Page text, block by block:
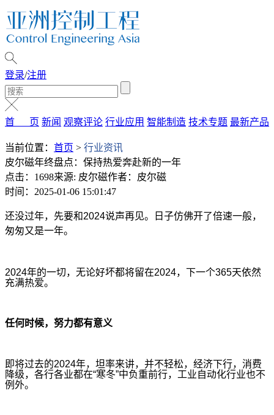
登录/注册
首 页 新闻 观察评论 行业应用 智能制造 技术专题 最新产品
当前位置： 首页 > 行业资讯
皮尔磁年终盘点：保持热爱奔赴新的一年
点击：1698来源: 皮尔磁作者：皮尔磁
时间：2025-01-06 15:01:47
还没过年，先要和2024说声再见。日子仿佛开了倍速一般，
匆匆又是一年。
2024年的一切，无论好坏都将留在2024，下一个365天依然
充满热爱。
任何时候，努力都有意义
即将过去的2024年，坦率来讲，并不轻松，经济下行，消费
降级，各行各业都在“寒冬”中负重前行，工业自动化行业也不
例外。